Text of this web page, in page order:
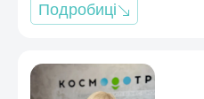
Подробиці